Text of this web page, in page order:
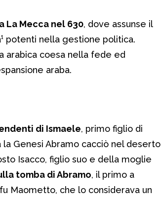
La Mecca nel 630, dove assunse il
potenti nella gestione politica.
arabica coesa nella fede ed
araba.
di Ismaele, primo figlio di
Genesi Abramo cacciò nel deserto
Isacco, figlio suo e della moglie
tomba di Abramo, il primo a
Maometto, che lo considerava un